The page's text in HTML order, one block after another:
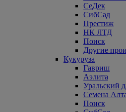
СеДек
СибСад
Престиж
НК ЛТД
Поиск
Другие
Кукуруза
Гавриш
Аэлита
Уральский
Семена
Поиск